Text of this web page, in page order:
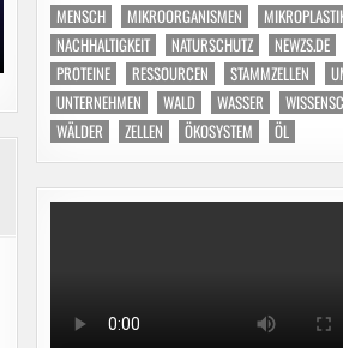
MENSCH
MIKROORGANISMEN
NACHHALTIGKEIT
NATURSCHUTZ NEWZS.DE
PROTEINE
RESSOURCEN STAMMZELLEN
UNTERNEHMEN
WALD WASSER
WÄLDER
ZELLEN ÖKOSYSTEM ÖL